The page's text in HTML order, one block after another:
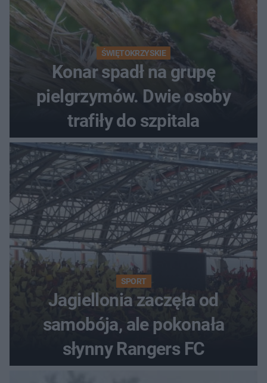
ŚWIĘTOKRZYSKIE
Konar spadł na grupę
pielgrzymów. Dwie osoby
trafiły do szpitala
SPORT
Jagiellonia zaczęła od
samobója, ale pokonała
słynny Rangers FC